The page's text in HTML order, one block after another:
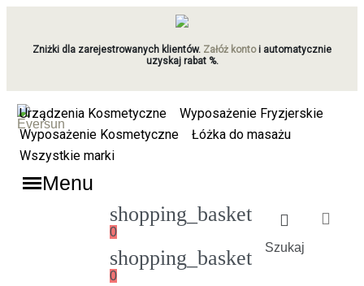
Zniżki dla zarejestrowanych klientów. Załóż kontoi automatycznie
uzyskaj rabat %.
Szukaj
shopping_basket
0
shopping_basket
0
Urządzenia Kosmetyczne
Wyposażenie Fryzjerskie
Wyposażenie Kosmetyczne
Łóżka do masażu
Wszystkie marki
Menu